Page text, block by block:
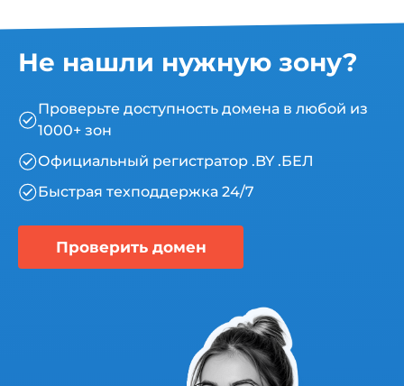
Не нашли нужную зону?
Проверьте доступность домена в любой из
1000+ зон
Официальный регистратор .BY .БЕЛ
Быстрая техподдержка 24/7
Проверить домен